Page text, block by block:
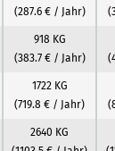
(287.6 € / Jahr)
918 KG
(383.7 € / Jahr)
1722 KG
(719.8 € / Jahr)
2640 KG